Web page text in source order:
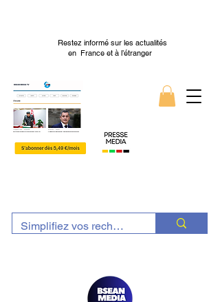
Restez informé sur les actualités
en France et à l’étranger